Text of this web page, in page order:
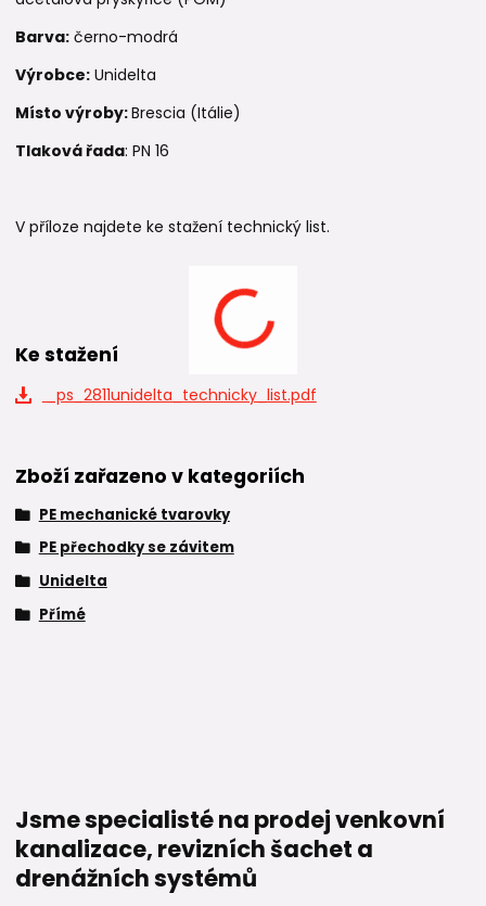
Barva: černo-modrá
Výrobce: Unidelta
Místo výroby:Brescia (Itálie)
Tlaková řada: PN 16
V příloze najdete ke stažení technický list.
Ke stažení
_ps_2811unidelta_technicky_list.pdf
Zboží zařazeno v kategoriích
PE mechanické tvarovky
PE přechodky se závitem
Unidelta
Přímé
Jsme specialisté na prodej venkovní
kanalizace, revizních šachet a
drenážních systémů